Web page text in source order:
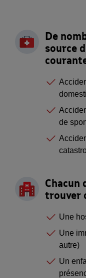
De
source
de
Chacun
trouver
Une
Une
autre)
Un